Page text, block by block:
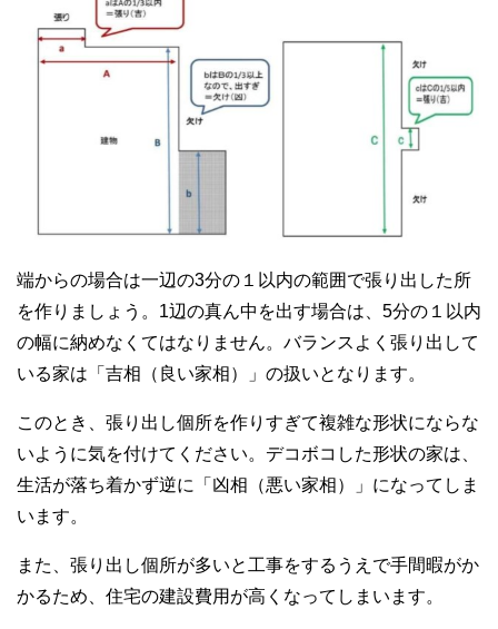
端からの場合は一辺の3分の１以内の範囲で張り出した所
を作りましょう。1辺の真ん中を出す場合は、5分の１以内
の幅に納めなくてはなりません。バランスよく張り出して
いる家は「吉相（良い家相）」の扱いとなります。
このとき、張り出し個所を作りすぎて複雑な形状にならな
いように気を付けてください。デコボコした形状の家は、
生活が落ち着かず逆に「凶相（悪い家相）」になってしま
います。
また、張り出し個所が多いと工事をするうえで手間暇がか
かるため、住宅の建設費用が高くなってしまいます。